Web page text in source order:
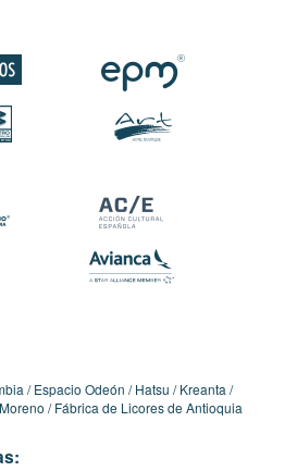
Espacio Odeón Hatsu
Kreanta
Fábrica de Licores de Antioquia